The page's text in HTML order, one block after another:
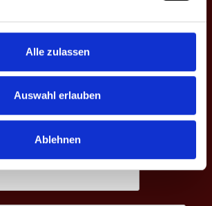
Alle zulassen
Auswahl erlauben
Ablehnen